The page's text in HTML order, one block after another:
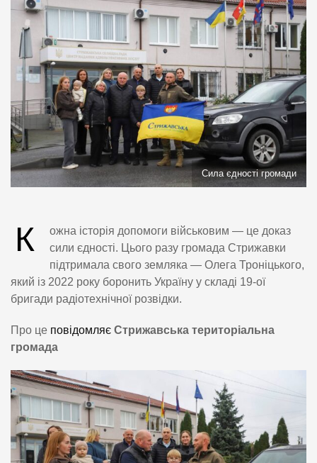
Сила єдності громади
К
ожна історія допомоги військовим — це доказ
сили єдності. Цього разу громада Стрижавки
підтримала свого земляка — Олега Троніцького,
який із 2022 року боронить Україну у складі 19-ої
бригади радіотехнічної розвідки.
Про це повідомляє Стрижавська територіальна
громада